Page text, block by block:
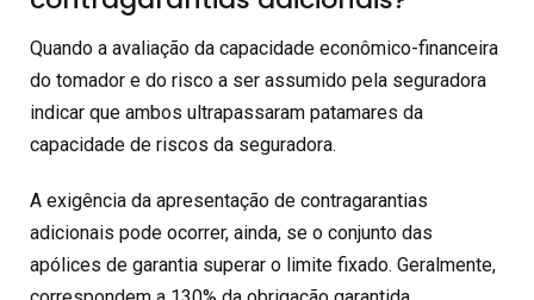
Quando a avaliação da capacidade econômico-financeira
do tomador e do risco a ser assumido pela seguradora
indicar que ambos ultrapassaram patamares da
capacidade de riscos da seguradora.
A exigência da apresentação de contragarantias
adicionais pode ocorrer, ainda, se o conjunto das
apólices de garantia superar o limite fixado. Geralmente,